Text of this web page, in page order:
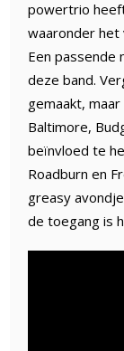
powertrio
waaronder het
Een passende
deze band.
gemaakt,
Baltimore,
beïnvloed te
Roadburn en
greasy
de toegang is